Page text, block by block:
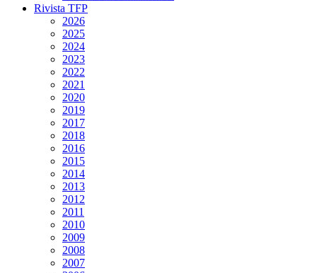
Rivista TFP
2026
2025
2024
2023
2022
2021
2020
2019
2017
2018
2016
2015
2014
2013
2012
2011
2010
2009
2008
2007